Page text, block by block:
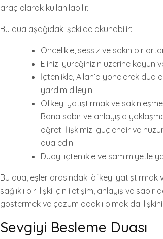
araç olarak kullanılabilir.
Bu dua aşağıdaki şekilde okunabilir:
Öncelikle, sessiz ve sakin bir
Elinizi yüreğinizin üzerine koyun
İçtenlikle, Allah’a yönelerek dua
yardım dileyin.
Öfkeyi yatıştırmak ve
Bana sabır ve anlayışla
öğret. İlişkimizi güçlendir ve
dua edin.
Duayı içtenlikle ve samimiyetle
Bu dua, eşler arasındaki öfkeyi yatıştırmak
sağlıklı bir ilişki için iletişim, anlayış ve
göstermek ve çözüm odaklı olmak da
Sevgiyi Besleme Duası